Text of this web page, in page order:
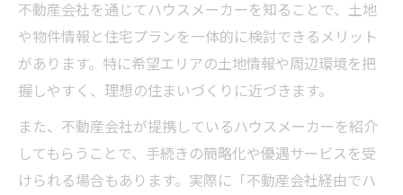
不動産会社を通じてハウスメーカーを知ることで、土地
や物件情報と住宅プランを一体的に検討できるメリット
があります。特に希望エリアの土地情報や周辺環境を把
握しやすく、理想の住まいづくりに近づきます。
また、不動産会社が提携しているハウスメーカーを紹介
してもらうことで、手続きの簡略化や優遇サービスを受
けられる場合もあります。実際に「不動産会社経由でハ